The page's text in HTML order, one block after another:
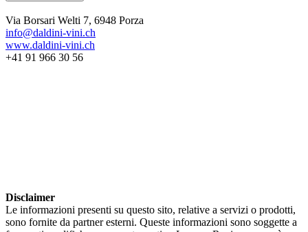
Via Borsari Welti 7, 6948 Porza
info@daldini-vini.ch
www.daldini-vini.ch
+41 91 966 30 56
Disclaimer
Le informazioni presenti su questo sito, relative a servizi o prodotti,
sono fornite da partner esterni. Queste informazioni sono soggette a